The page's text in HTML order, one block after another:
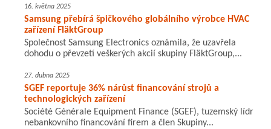
16. května 2025
Samsung přebírá špičkového globálního výrobce HVAC
zařízení FläktGroup
Společnost Samsung Electronics oznámila, že uzavřela
dohodu o převzetí veškerých akcií skupiny FläktGroup,...
27. dubna 2025
SGEF reportuje 36% nárůst financování strojů a
technologických zařízení
Société Générale Equipment Finance (SGEF), tuzemský lídr
nebankovního financování firem a člen Skupiny...